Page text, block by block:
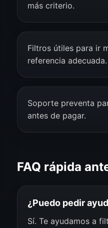
más criterio.
Filtros útiles para ir
referencia adecuada.
Soporte preventa
antes de pagar.
FAQ rápida
¿Puedo pedir
Sí. Te ayudamos a